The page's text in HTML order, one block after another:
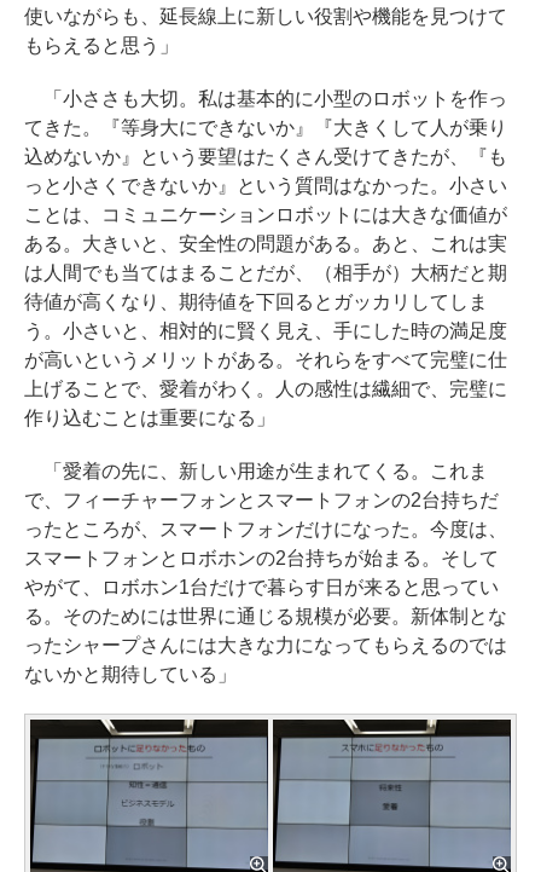
使いながらも、延長線上に新しい役割や機能を見つけて
もらえると思う」
「小ささも大切。私は基本的に小型のロボットを作っ
てきた。『等身大にできないか』『大きくして人が乗り
込めないか』という要望はたくさん受けてきたが、『も
っと小さくできないか』という質問はなかった。小さい
ことは、コミュニケーションロボットには大きな価値が
ある。大きいと、安全性の問題がある。あと、これは実
は人間でも当てはまることだが、（相手が）大柄だと期
待値が高くなり、期待値を下回るとガッカリしてしま
う。小さいと、相対的に賢く見え、手にした時の満足度
が高いというメリットがある。それらをすべて完璧に仕
上げることで、愛着がわく。人の感性は繊細で、完璧に
作り込むことは重要になる」
「愛着の先に、新しい用途が生まれてくる。これま
で、フィーチャーフォンとスマートフォンの2台持ちだ
ったところが、スマートフォンだけになった。今度は、
スマートフォンとロボホンの2台持ちが始まる。そして
やがて、ロボホン1台だけで暮らす日が来ると思ってい
る。そのためには世界に通じる規模が必要。新体制とな
ったシャープさんには大きな力になってもらえるのでは
ないかと期待している」